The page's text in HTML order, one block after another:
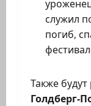
служил
погиб,
Также
Голдберг-